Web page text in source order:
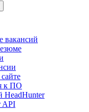
вакансий
к ПО
HeadHunter
API